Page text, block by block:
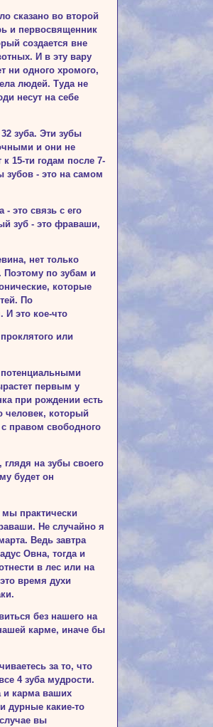
сказано во второй
и первосвященник
создается вне
И в эту вару
ни одного хромого,
людей. Туда не
несут на себе
зуба. Эти зубы
и они не
15-ти годам после 7-
зубов - это на самом
это связь с его
зуб - это фраваши,
нет только
по зубам и
которые
По
И это кое-что
или
первым у
при рождении есть
человек, который
правом свободного
на зубы своего
будет он
мы практически
Не случайно я
Ведь завтра
Овна, тогда и
в лес или на
время духи
без нашего на
карме, иначе бы
за то, что
4 зуба мудрости.
и карма ваших
дурные какие-то
вы